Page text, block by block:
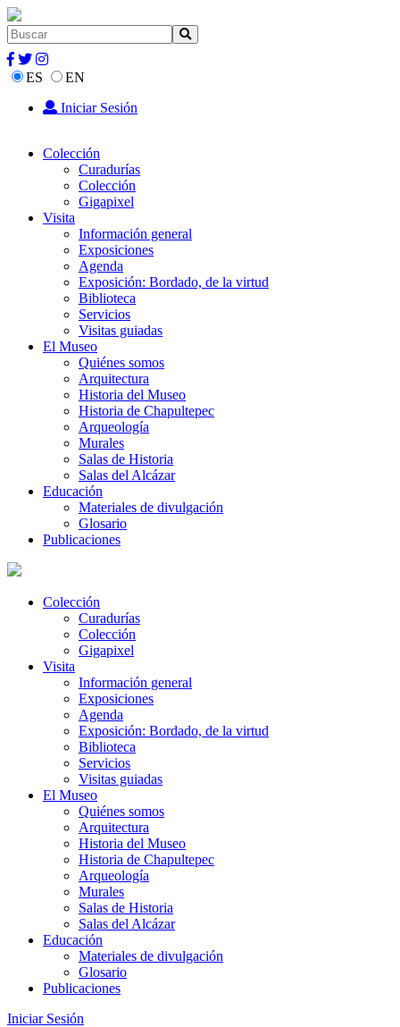
ES
EN
Iniciar Sesión
Colección
Curadurías
Colección
Gigapixel
Visita
Información general
Exposiciones
Agenda
Exposición: Bordado, de la virtud
Biblioteca
Servicios
Visitas guiadas
El Museo
Quiénes somos
Arquitectura
Historia del Museo
Historia de Chapultepec
Arqueología
Murales
Salas de Historia
Salas del Alcázar
Educación
Materiales de divulgación
Glosario
Publicaciones
Colección
Curadurías
Colección
Gigapixel
Visita
Información general
Exposiciones
Agenda
Exposición: Bordado, de la virtud
Biblioteca
Servicios
Visitas guiadas
El Museo
Quiénes somos
Arquitectura
Historia del Museo
Historia de Chapultepec
Arqueología
Murales
Salas de Historia
Salas del Alcázar
Educación
Materiales de divulgación
Glosario
Publicaciones
Iniciar Sesión